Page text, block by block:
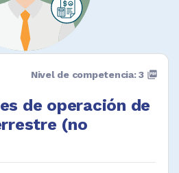
de operación de
(no
Nivel de competencia: 3 picture_as_pdf